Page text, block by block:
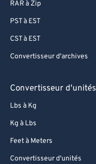
RAR à Zip
PST à EST
CST à EST
Convertisseur d'archives
Convertisseur d'unités
Lbs à Kg
Kg à Lbs
Feet à Meters
Convertisseur d'unités